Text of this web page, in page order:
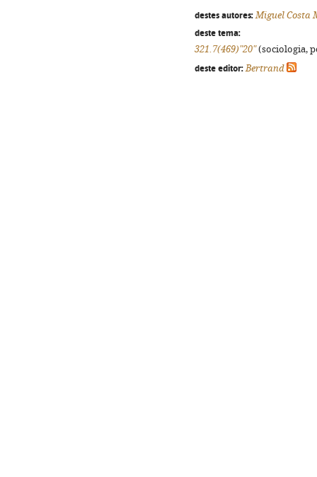
destes autores: Miguel Costa
deste tema:
321.7(469)"20"(sociologia,
deste editor: Bertrand